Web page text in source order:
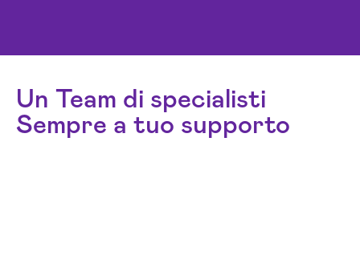
Un Team di specialisti
Sempre a tuo supporto